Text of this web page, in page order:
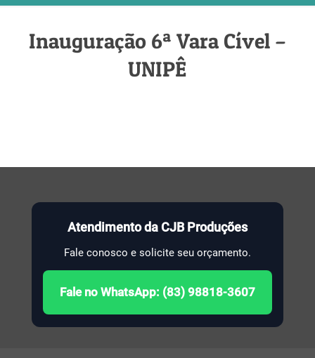
Inauguração 6ª Vara Cível –
UNIPÊ
Atendimento da CJB Produções
Fale conosco e solicite seu orçamento.
Fale no WhatsApp: (83) 98818-3607